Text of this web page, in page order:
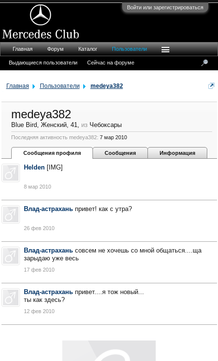
Войти или зарегистрироваться
Главная Пользователи medeya382
medeya382
Blue Bird, Женский, 41, из Чебоксары
Последняя активность medeya382: 7 мар 2010
Сообщения профиля Сообщения Информация
Helden [IMG]
8 мар 2010
Влад-астрахань привет! как с утра?
26 фев 2010
Влад-астрахань совсем не хочешь со мной общаться....ща
зарыдаю уже весь
17 фев 2010
Влад-астрахань привет....я тож новый...
ты как здесь?
12 фев 2010
Главная Форум Каталог Пользователи
Выдающиеся пользователи Сейчас на форуме